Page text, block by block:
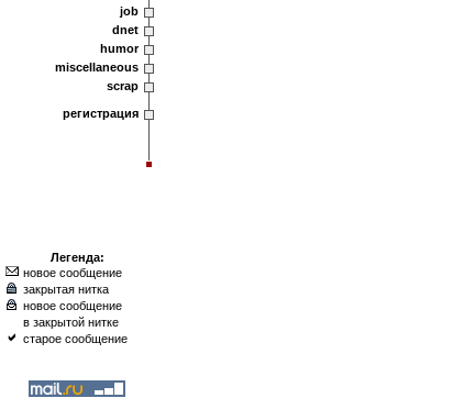
job
dnet
humor
miscellaneous
scrap
регистрация
Легенда:
новое сообщение
закрытая нитка
новое сообщение
в закрытой нитке
старое сообщение